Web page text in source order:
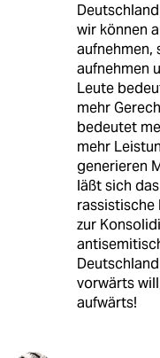
wir können
aufnehmen,
aufnehmen
Leute
mehr
bedeutet
mehr
generieren
läßt sich
rassistische
zur
vorwärts
aufwärts!